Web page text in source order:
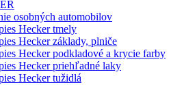
osobných automobilov
Hecker tmely
Hecker základy, plniče
Hecker podkladové a krycie farby
Hecker priehľadné laky
Hecker tužidlá